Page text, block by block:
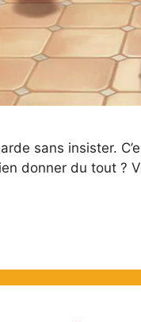
sans insister.
donner du tout ?